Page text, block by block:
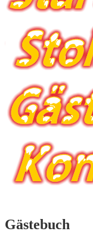
Für
Gästebuch